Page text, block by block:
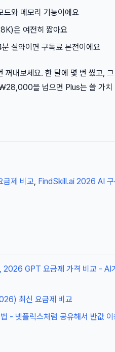
드와 메모리 기능이에요
은 여전히 짧아요
절약이면 구독료 본전이에요
내보세요. 한 달에 몇 번 썼고,
을 넘으면 Plus는 쓸 가치
제 비교, FindSkill.ai 2026 AI 구
2026 GPT 요금제 가격 비교 - AI
최신 요금제 비교
- 넷플릭스처럼 공유해서 반값 이